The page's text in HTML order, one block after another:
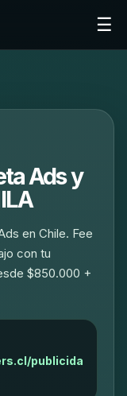
☰
Ads y
en Chile. Fee
con tu
$850.000 +
publicida